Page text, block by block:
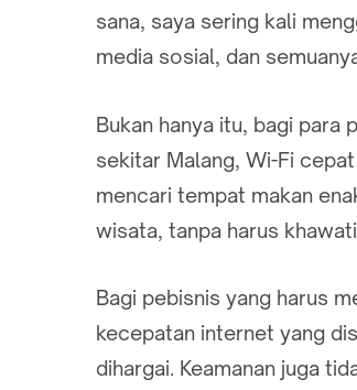
sana, saya sering kali
media sosial, dan
Bukan hanya itu, bagi
sekitar Malang, Wi-Fi
mencari tempat makan
wisata, tanpa harus
Bagi pebisnis yang harus
kecepatan internet yang
dihargai. Keamanan juga